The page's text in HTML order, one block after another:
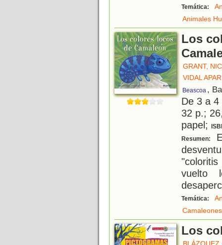
Temática:
Animales
Los
GRANT,
VIDAL
Beascoa ,
De 3 a
32 p.;
papel;
Resumen:
vuelto
Temática:
Camaleones
Los